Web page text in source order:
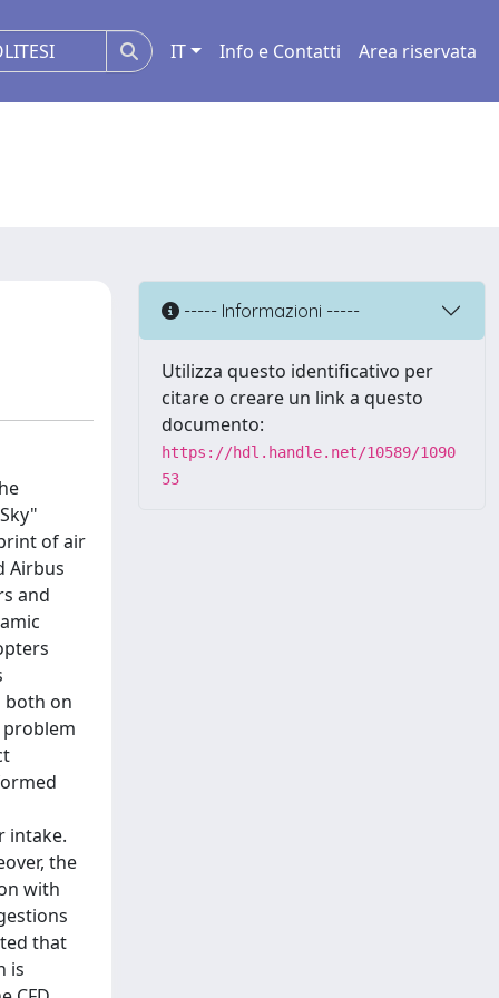
IT Info e Contatti Area riservata
of air
Airbus
and
both on
intake.
the
with
that
is
----- Informazioni -----
Utilizza questo identificativo per
citare o creare un link a questo
documento:
https://hdl.handle.net/10589/1090
53